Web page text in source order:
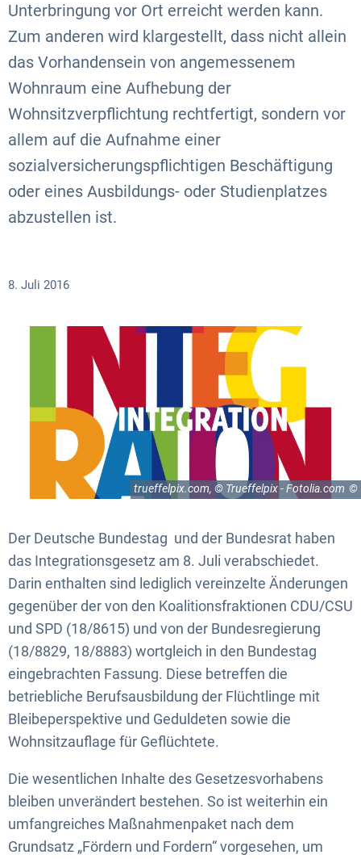
Unterbringung vor Ort erreicht werden kann.
Zum anderen wird klargestellt, dass nicht allein
das Vorhandensein von angemessenem
Wohnraum eine Aufhebung der
Wohnsitzverpflichtung rechtfertigt, sondern vor
allem auf die Aufnahme einer
sozialversicherungspflichtigen Beschäftigung
oder eines Ausbildungs- oder Studienplatzes
abzustellen ist.
8. Juli 2016
trueffelpix.com, © Trueffelpix - Fotolia.com
Der Deutsche Bundestag und der Bundesrat haben
das Integrationsgesetz am 8. Juli verabschiedet.
Darin enthalten sind lediglich vereinzelte Änderungen
gegenüber der von den Koalitionsfraktionen CDU/CSU
und SPD (18/8615) und von der Bundesregierung
(18/8829, 18/8883) wortgleich in den Bundestag
eingebrachten Fassung. Diese betreffen die
betriebliche Berufsausbildung der Flüchtlinge mit
Bleibeperspektive und Geduldeten sowie die
Wohnsitzauflage für Geflüchtete.
Die wesentlichen Inhalte des Gesetzesvorhabens
bleiben unverändert bestehen. So ist weiterhin ein
umfangreiches Maßnahmenpaket nach dem
Grundsatz „Fördern und Fordern“ vorgesehen, um